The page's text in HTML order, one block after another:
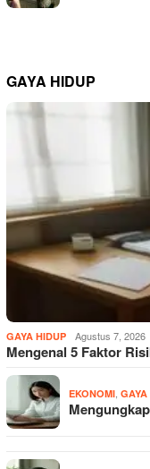
GAYA HIDUP
GAYA HIDUP Agustus 7, 2026
Mengenal 5 Faktor
EKONOMI, GAYA